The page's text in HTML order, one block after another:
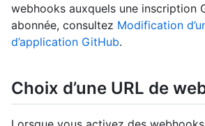
webhooks auxquels une inscription
abonnée, consultez Modification
d’application GitHub.
Choix d’une URL de